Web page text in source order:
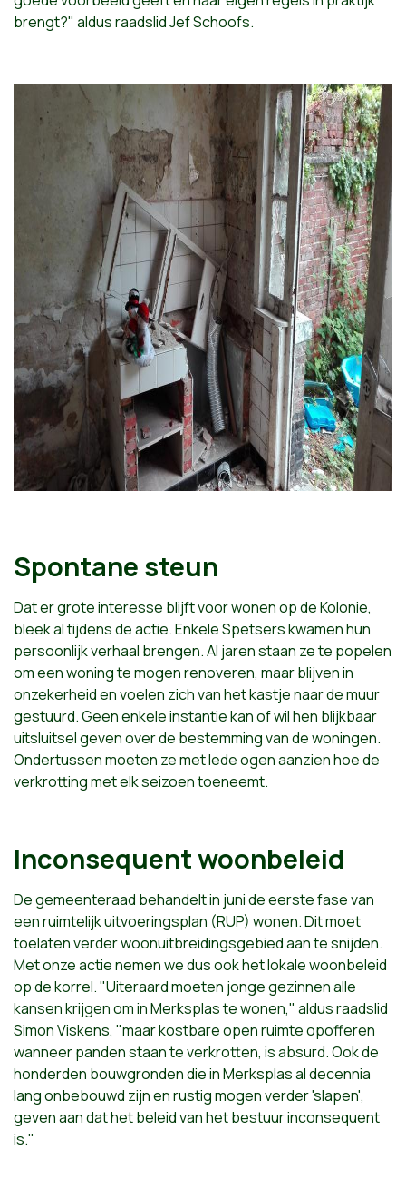
brengt?" aldus raadslid Jef Schoofs.
Spontane steun
Dat er grote interesse blijft voor wonen op de Kolonie,
bleek al tijdens de actie. Enkele Spetsers kwamen hun
persoonlijk verhaal brengen. Al jaren staan ze te popelen
om een woning te mogen renoveren, maar blijven in
onzekerheid en voelen zich van het kastje naar de muur
gestuurd. Geen enkele instantie kan of wil hen blijkbaar
uitsluitsel geven over de bestemming van de woningen.
Ondertussen moeten ze met lede ogen aanzien hoe de
verkrotting met elk seizoen toeneemt.
Inconsequent woonbeleid
De gemeenteraad behandelt in juni de eerste fase van
een ruimtelijk uitvoeringsplan (RUP) wonen. Dit moet
toelaten verder woonuitbreidingsgebied aan te snijden.
Met onze actie nemen we dus ook het lokale woonbeleid
op de korrel. "Uiteraard moeten jonge gezinnen alle
kansen krijgen om in Merksplas te wonen," aldus raadslid
Simon Viskens, "maar kostbare open ruimte opofferen
wanneer panden staan te verkrotten, is absurd. Ook de
honderden bouwgronden die in Merksplas al decennia
lang onbebouwd zijn en rustig mogen verder 'slapen',
geven aan dat het beleid van het bestuur inconsequent
is."